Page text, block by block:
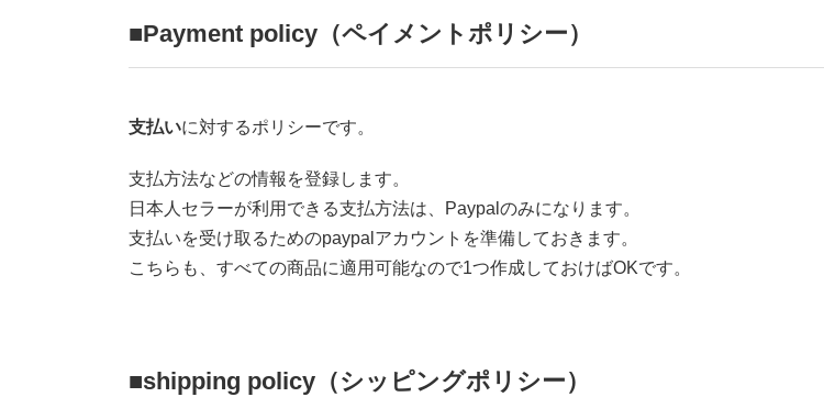
■Payment policy（ペイメントポリシー）
支払いに対するポリシーです。
支払方法などの情報を登録します。
日本人セラーが利用できる支払方法は、Paypalのみになります。
支払いを受け取るためのpaypalアカウントを準備しておきます。
こちらも、すべての商品に適用可能なので1つ作成しておけばOKです。
■shipping policy（シッピングポリシー）